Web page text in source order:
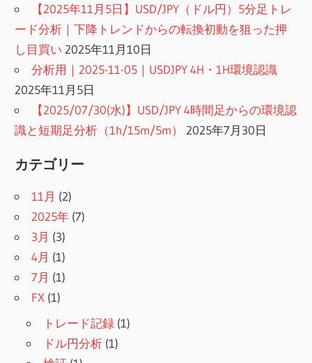
【2025年11月5日】USD/JPY（ドル円）5分足トレ
ード分析｜下降トレンドからの転換初動を狙った押
し目買い 2025年11月10日
分析用｜2025-11-05｜USDJPY 4H・1H環境認識
2025年11月5日
【2025/07/30(水)】USD/JPY 4時間足からの環境認
識と短期足分析（1h/15m/5m）
2025年7月30日
カテゴリー
11月 (2)
2025年 (7)
3月 (3)
4月 (1)
7月 (1)
FX (1)
トレード記録 (1)
ドル円分析 (1)